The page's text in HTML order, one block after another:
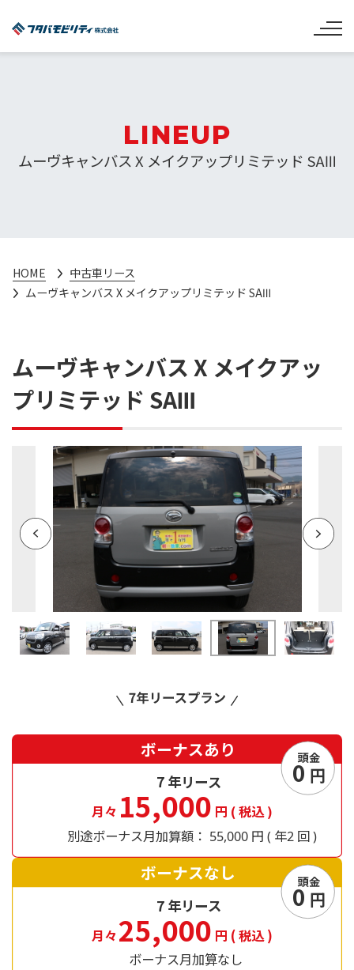
LINEUP
ムーヴキャンバス X メイクアップリミテッド SAⅢ
HOME
中古車リース
ムーヴキャンバス X メイクアップリミテッド SAⅢ
ムーヴキャンバス X メイクアッ
プリミテッド SAⅢ
別途ボーナス月加算額： 55,000 円 ( 年2 回)
15,000 円 (税込)
月々
ボーナスあり
7年リース
頭金
0 円
ボーナス月加算なし
25,000 円 (税込)
月々
ボーナスなし
7年リース
頭金
0 円